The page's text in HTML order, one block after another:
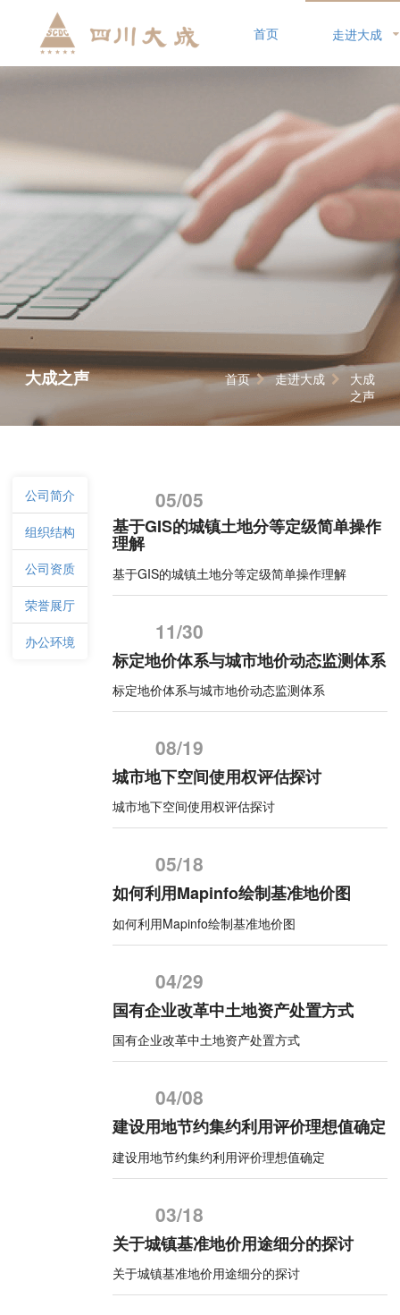
首页 走进大成
大成之声 首页 走进大成
大成
之声
公司简介
组织结构
公司资质
荣誉展厅
办公环境
05/05
基于GIS的城镇土地分等定级简单操作
理解
基于GIS的城镇土地分等定级简单操作理解
11/30
标定地价体系与城市地价动态监测体系
标定地价体系与城市地价动态监测体系
08/19
城市地下空间使用权评估探讨
城市地下空间使用权评估探讨
05/18
如何利用Mapinfo绘制基准地价图
如何利用Mapinfo绘制基准地价图
04/29
国有企业改革中土地资产处置方式
国有企业改革中土地资产处置方式
04/08
建设用地节约集约利用评价理想值确定
建设用地节约集约利用评价理想值确定
03/18
关于城镇基准地价用途细分的探讨
关于城镇基准地价用途细分的探讨